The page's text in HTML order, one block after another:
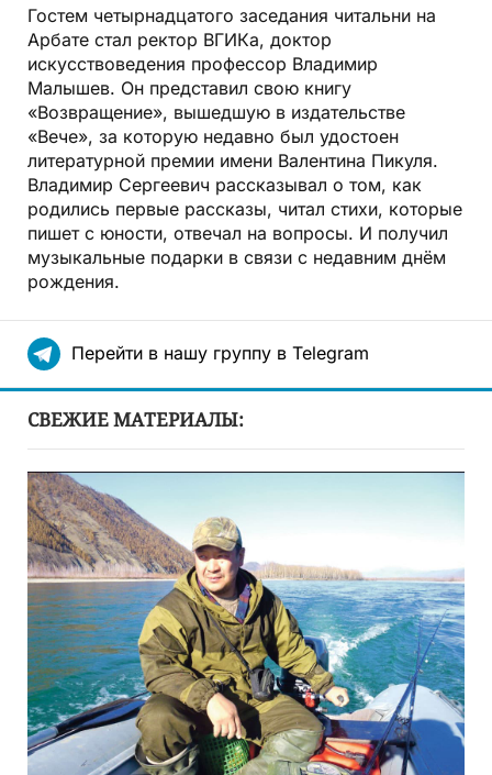
Гостем четырнадцатого заседания читальни на
Арбате стал ректор ВГИКа, доктор
искусствоведения профессор Владимир
Малышев. Он представил свою книгу
«Возвращение», вышедшую в издательстве
«Вече», за которую недавно был удостоен
литературной премии имени Валентина Пикуля.
Владимир Сергеевич рассказывал о том, как
родились первые рассказы, читал стихи, которые
пишет с юности, отвечал на вопросы. И получил
музыкальные подарки в связи с недавним днём
рождения.
Перейти в нашу группу в Telegram
СВЕЖИЕ МАТЕРИАЛЫ: